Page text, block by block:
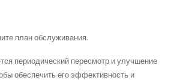
план обслуживания.
периодический пересмотр и улучшение
обеспечить его эффективность и